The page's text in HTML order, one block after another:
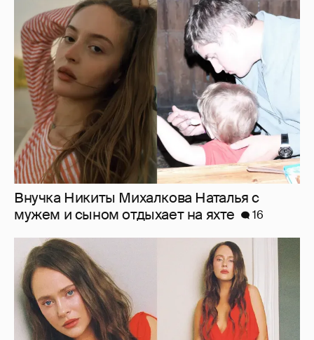
Внучка Никиты Михалкова Наталья с
мужем и сыном отдыхает на яхте
"Лолита". Аглая Тарасова снялась в мини-
платье с декольте и чулках
31